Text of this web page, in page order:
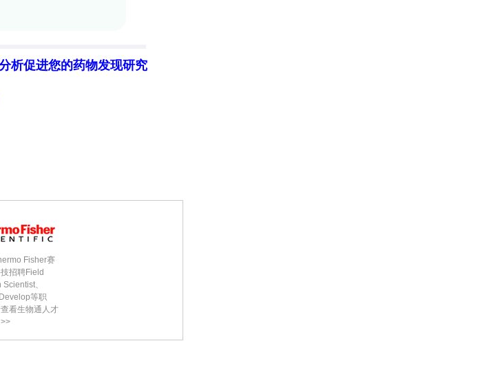
析促进您的药物发现研究
Fisher赛
招聘Field
、
等职
看生物通人才